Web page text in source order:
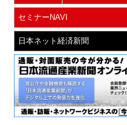
セミナーNAVI
日本ネット経済新聞